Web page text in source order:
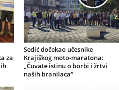
za
Sedić dočekao učesnike
Krajiškog moto-maratona:
„Čuvate istinu o borbi i žrtvi
naših branilaca“